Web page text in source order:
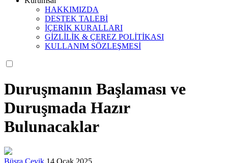
HAKKIMIZDA
DESTEK TALEBİ
İÇERİK KURALLARI
GİZLİLİK & ÇEREZ POLİTİKASI
KULLANIM SÖZLEŞMESİ
Duruşmanın Başlaması ve
Duruşmada Hazır
Bulunacaklar